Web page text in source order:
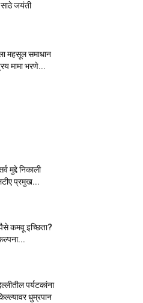
जयंती
महसूल समाधान
मामा भरणे...
मुद्दे निकाली
प्रमुख...
कमवू इच्छिता?
पर्यटकांना
धुम्रपान